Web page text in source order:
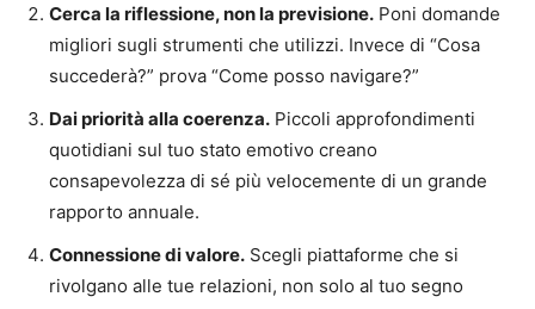
Cerca la riflessione, non la previsione. Poni domande
migliori sugli strumenti che utilizzi. Invece di “Cosa
succederà?” prova “Come posso navigare?”
Dai priorità alla coerenza. Piccoli approfondimenti
quotidiani sul tuo stato emotivo creano
consapevolezza di sé più velocemente di un grande
rapporto annuale.
Connessione di valore. Scegli piattaforme che si
rivolgano alle tue relazioni, non solo al tuo segno